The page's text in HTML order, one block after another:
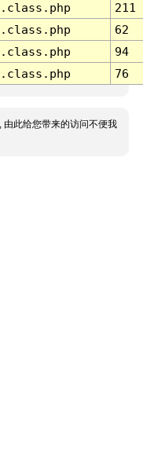
211
62
94
76
由此给您带来的访问不便我